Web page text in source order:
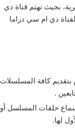
بحيث تهتم قناة دي
دي ام سي دراما
في مجالها منذ تأسسها عام 2017 وذلك لأنها تقوم بتقديم كافة المسلسلات
.
دراما سماع حلقات المسلسل أو
لها.